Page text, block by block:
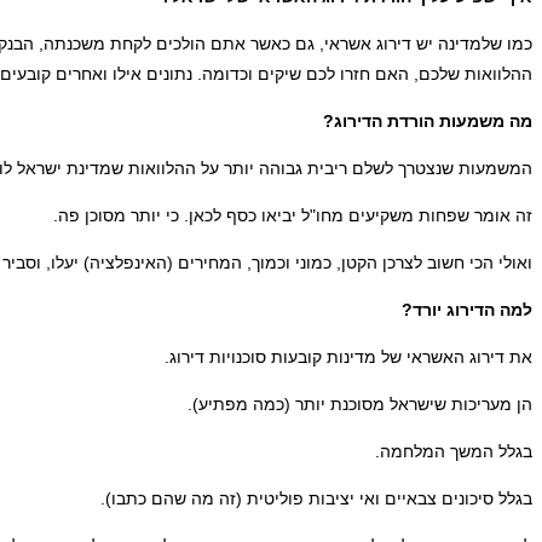
כמו שלמדינה יש דירוג אשראי, גם כאשר אתם הולכים לקחת משכנתה,
ההלוואות שלכם, האם חזרו לכם שיקים וכדומה. נתונים אילו ואחרים
מה משמעות הורדת הדירוג?
המשמעות שנצטרך לשלם ריבית גבוהה יותר על ההלוואות שמדינת ישראל
זה אומר שפחות משקיעים מחו"ל יביאו כסף לכאן. כי יותר מסוכן פה.
ואולי הכי חשוב לצרכן הקטן, כמוני וכמוך, המחירים (האינפלציה) יעלו,
למה הדירוג יורד?
את דירוג האשראי של מדינות קובעות סוכנויות דירוג.
הן מעריכות שישראל מסוכנת יותר (כמה מפתיע).
בגלל המשך המלחמה.
בגלל סיכונים צבאיים ואי יציבות פוליטית (זה מה שהם כתבו).